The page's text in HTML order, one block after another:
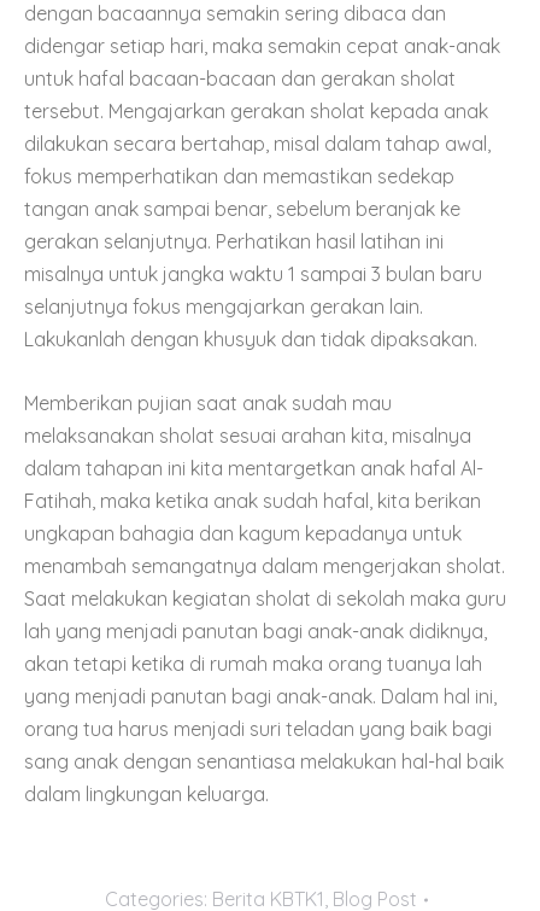
dengan bacaannya semakin sering dibaca dan
didengar setiap hari, maka semakin cepat anak-anak
untuk hafal bacaan-bacaan dan gerakan sholat
tersebut. Mengajarkan gerakan sholat kepada anak
dilakukan secara bertahap, misal dalam tahap awal,
fokus memperhatikan dan memastikan sedekap
tangan anak sampai benar, sebelum beranjak ke
gerakan selanjutnya. Perhatikan hasil latihan ini
misalnya untuk jangka waktu 1 sampai 3 bulan baru
selanjutnya fokus mengajarkan gerakan lain.
Lakukanlah dengan khusyuk dan tidak dipaksakan.
Memberikan pujian saat anak sudah mau
melaksanakan sholat sesuai arahan kita, misalnya
dalam tahapan ini kita mentargetkan anak hafal Al-
Fatihah, maka ketika anak sudah hafal, kita berikan
ungkapan bahagia dan kagum kepadanya untuk
menambah semangatnya dalam mengerjakan sholat.
Saat melakukan kegiatan sholat di sekolah maka guru
lah yang menjadi panutan bagi anak-anak didiknya,
akan tetapi ketika di rumah maka orang tuanya lah
yang menjadi panutan bagi anak-anak. Dalam hal ini,
orang tua harus menjadi suri teladan yang baik bagi
sang anak dengan senantiasa melakukan hal-hal baik
dalam lingkungan keluarga.
Categories: Berita KBTK1, Blog Post